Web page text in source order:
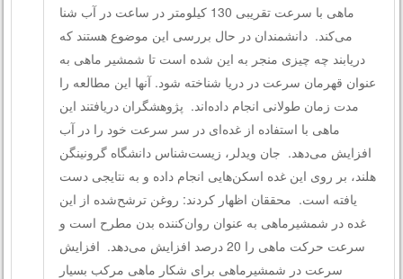
ماهی با سرعت تقریبی 130 کیلومتر در ساعت در آب شنا
می‌کند. دانشمندان در حال بررسی این موضوع هستند که
دریابند چه چیزی منجر به این شده است تا شمشیر ماهی به
عنوان قهرمان سرعت در دریا شناخته شود. آنها این مطالعه را
مدت زمان طولانی انجام داده‌اند. پژوهشگران دریافتند این
ماهی با استفاده از غده‌ای در سر سرعت خود را در آب
افزایش می‌دهد. جان ویدلر، زیست‌شناس دانشگاه گرونینگن
هلند، بر روی این غده اسکن‌هایی انجام داده و به نتایجی دست
یافته است. محققان اظهار کردند: روغن ترشح‌شده از این
غده در شمشیرماهی به عنوان روان‌کننده بدن مطرح است و
سرعت حرکت ماهی را 20 درصد افزایش می‌دهد. افزایش
سرعت در شمشیرماهی برای شکار ماهی مرکب بسیار